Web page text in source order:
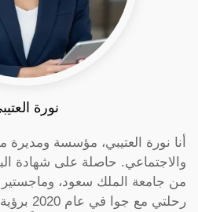
نورة
أنا نورة العتيبي، مؤسسة
والاجتماعي. حاصلة على شهادة
من جامعة الملك سعود،
رحلتي